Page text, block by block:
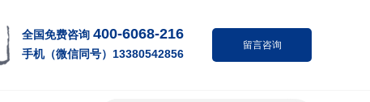
留言咨询
全国免费咨询 400-6068-216
手机（微信同号）13380542856